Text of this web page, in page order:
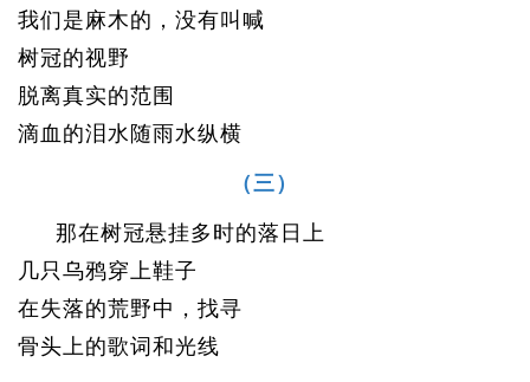
我们是麻木的，没有叫喊
树冠的视野
脱离真实的范围
滴血的泪水随雨水纵横
（三）
那在树冠悬挂多时的落日上
几只乌鸦穿上鞋子
在失落的荒野中，找寻
骨头上的歌词和光线